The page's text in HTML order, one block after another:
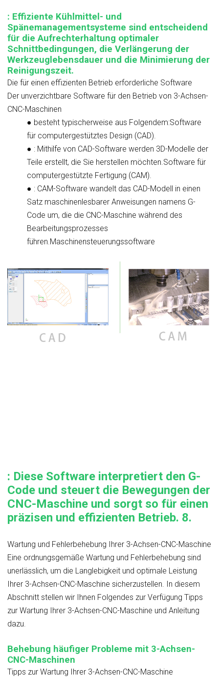
: Effiziente Kühlmittel- und
Spänemanagementsysteme sind entscheidend
für die Aufrechterhaltung optimaler
Schnittbedingungen, die Verlängerung der
Werkzeuglebensdauer und die Minimierung der
Reinigungszeit.
Die für einen effizienten Betrieb erforderliche Software
Der unverzichtbare Software für den Betrieb von 3-Achsen-
CNC-Maschinen
● besteht typischerweise aus Folgendem:Software
für computergestütztes Design (CAD).
● : Mithilfe von CAD-Software werden 3D-Modelle der
Teile erstellt, die Sie herstellen möchten.Software für
computergestützte Fertigung (CAM).
● : CAM-Software wandelt das CAD-Modell in einen
Satz maschinenlesbarer Anweisungen namens G-
Code um, die die CNC-Maschine während des
Bearbeitungsprozesses
führen.Maschinensteuerungssoftware
: Diese Software interpretiert den G-
Code und steuert die Bewegungen der
CNC-Maschine und sorgt so für einen
präzisen und effizienten Betrieb. 8.
Wartung und Fehlerbehebung Ihrer 3-Achsen-CNC-Maschine
Eine ordnungsgemäße Wartung und Fehlerbehebung sind
unerlässlich, um die Langlebigkeit und optimale Leistung
Ihrer 3-Achsen-CNC-Maschine sicherzustellen. In diesem
Abschnitt stellen wir Ihnen Folgendes zur Verfügung Tipps
zur Wartung Ihrer 3-Achsen-CNC-Maschine und Anleitung
dazu.
Behebung häufiger Probleme mit 3-Achsen-
CNC-Maschinen
Tipps zur Wartung Ihrer 3-Achsen-CNC-Maschine